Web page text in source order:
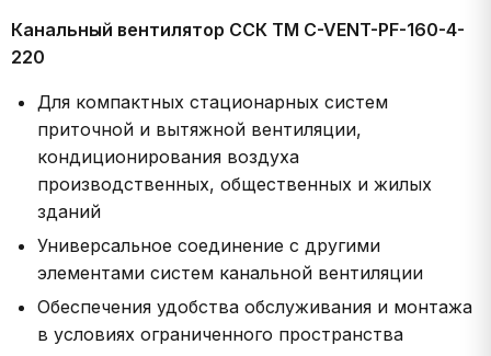
Канальный вентилятор ССК ТМ C-VENT-PF-160-4-
220
Для компактных стационарных систем
приточной и вытяжной вентиляции,
кондиционирования воздуха
производственных, общественных и жилых
зданий
Универсальное соединение с другими
элементами систем канальной вентиляции
Обеспечения удобства обслуживания и монтажа
в условиях ограниченного пространства